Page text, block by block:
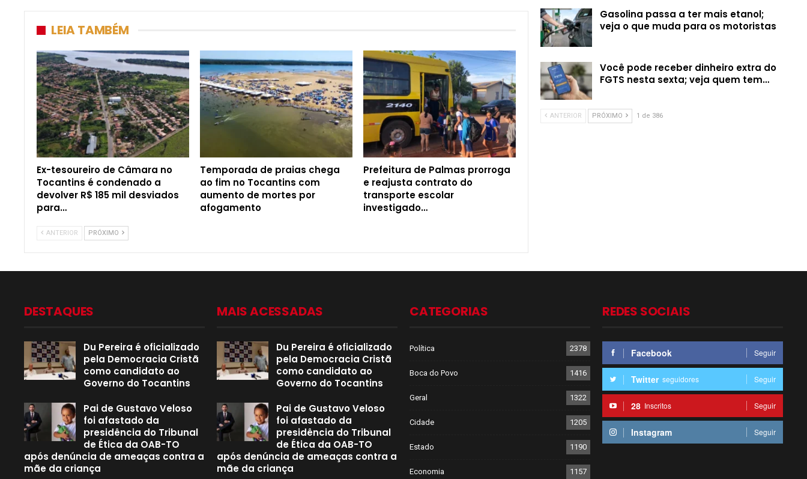
LEIA TAMBÉM
Ex-tesoureiro de Câmara no
Tocantins é condenado a
devolver R$ 185 mil desviados
para…
Temporada de praias chega
ao fim no Tocantins com
aumento de mortes por
afogamento
Prefeitura de Palmas prorroga
e reajusta contrato do
transporte escolar
investigado…
ANTERIOR PRÓXIMO
Gasolina passa a ter mais etanol;
veja o que muda para os motoristas
Você pode receber dinheiro extra do
FGTS nesta sexta; veja quem tem…
ANTERIOR PRÓXIMO 1 de 386
DESTAQUES
Du Pereira é oficializado
pela Democracia Cristã
como candidato ao
Governo do Tocantins
Pai de Gustavo Veloso
foi afastado da
presidência do Tribunal
de Ética da OAB-TO
após denúncia de ameaças contra a
mãe da criança
MAIS ACESSADAS
Du Pereira é oficializado
pela Democracia Cristã
como candidato ao
Governo do Tocantins
Pai de Gustavo Veloso
foi afastado da
presidência do Tribunal
de Ética da OAB-TO
após denúncia de ameaças contra a
mãe da criança
CATEGORIAS
Política 2378
Boca do Povo 1416
Geral 1322
Cidade 1205
Estado 1190
Economia 1157
REDES SOCIAIS
Facebook Seguir
Twitter seguidores Seguir
28 Inscritos Seguir
Instagram Seguir